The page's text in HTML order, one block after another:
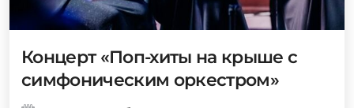
Концерт «Поп-хиты на крыше с
симфоническим оркестром»